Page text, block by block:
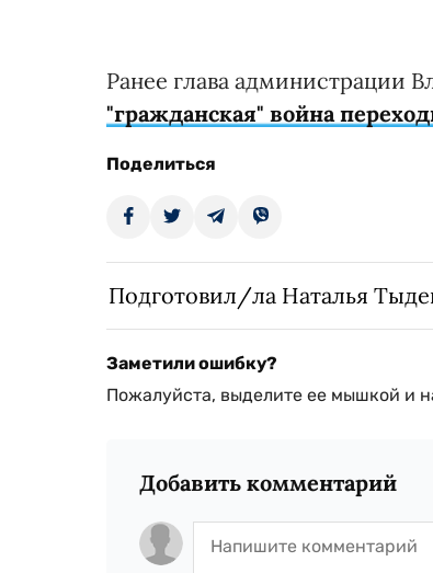
Ранее глава администрации
"гражданская" война
Поделиться
Подготовил/ла Наталья
Заметили ошибку?
Пожалуйста, выделите ее мышкой и
Добавить комментарий